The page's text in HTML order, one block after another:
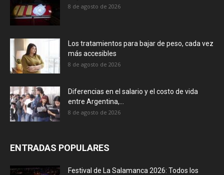
8 de agosto de 2026
Los tratamientos para bajar de peso, cada vez
más accesibles
8 de agosto de 2026
Diferencias en el salario y el costo de vida
entre Argentina,...
8 de agosto de 2026
ENTRADAS POPULARES
Festival de La Salamanca 2026: Todos los